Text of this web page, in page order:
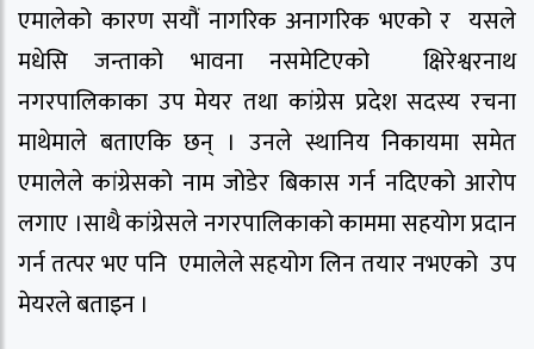
एमालेको कारण सयौं नागरिक अनागरिक भएको र यसले
मधेसि जन्ताको भावना नसमेटिएको क्षिरेश्वरनाथ
नगरपालिकाका उप मेयर तथा कांग्रेस प्रदेश सदस्य रचना
माथेमाले बताएकि छन् । उनले स्थानिय निकायमा समेत
एमालेले कांग्रेसको नाम जोडेर बिकास गर्न नदिएको आरोप
लगाए ।साथै कांग्रेसले नगरपालिकाको काममा सहयोग प्रदान
गर्न तत्पर भए पनि एमालेले सहयोग लिन तयार नभएको उप
मेयरले बताइन ।